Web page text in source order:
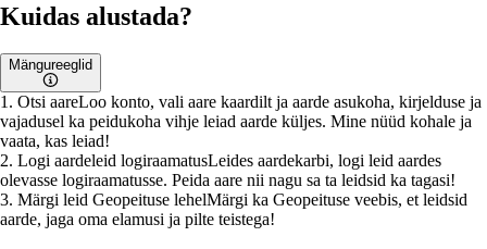
Kuidas alustada?
Mängureeglid
1 . Otsi aareLoo konto, vali aare kaardilt ja aarde asukoha, kirjelduse ja
vajadusel ka peidukoha vihje leiad aarde küljes. Mine nüüd kohale ja
vaata, kas leiad!
2. Logi aardeleid logiraamatusLeides aardekarbi, logi leid aardes
olevasse logiraamatusse. Peida aare nii nagu sa ta leidsid ka tagasi!
3. Märgi leid Geopeituse lehelMärgi ka Geopeituse veebis, et leidsid
aarde, jaga oma elamusi ja pilte teistega!